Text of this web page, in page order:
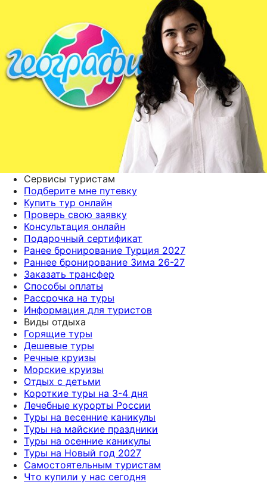
Сервисы туристам
Подберите мне путевку
Купить тур онлайн
Проверь свою заявку
Консультация онлайн
Подарочный сертификат
Ранее бронирование Турция 2027
Раннее бронирование Зима 26-27
Заказать трансфер
Способы оплаты
Рассрочка на туры
Информация для туристов
Виды отдыха
Горящие туры
Дешевые туры
Речные круизы
Морские круизы
Отдых с детьми
Короткие туры на 3-4 дня
Лечебные курорты России
Туры на весенние каникулы
Туры на майские праздники
Туры на осенние каникулы
Туры на Новый год 2027
Самостоятельным туристам
Что купили у нас сегодня